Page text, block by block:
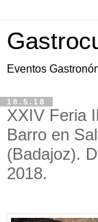
Eventos
18.5.18
XXIV Feria
Barro en
(Badajoz).
2018.